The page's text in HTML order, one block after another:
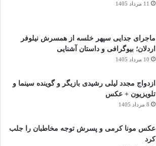
11 مرداد 1405
ماجرای جدایی سپهر خلسه از همسرش نیلوفر
اردلان؛ بیوگرافی و داستان آشنایی
10 مرداد 1405
ازدواج مجدد لیلی رشیدی بازیگر و گوینده سینما و
تلویزیون + عکس
8 مرداد 1405
عکس مونا کرمی و پسرش توجه مخاطبان را جلب
کرد